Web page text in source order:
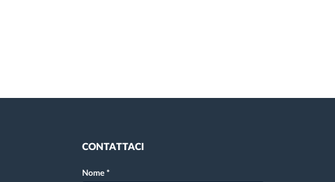
CONTATTACI
Nome *